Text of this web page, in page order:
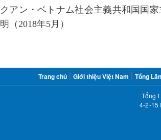
クアン・ベトナム社会主義共和国国
明（ 2018年5月）
MENU
Trang chủ Giới thiệu Việt Nam Tổng
Tổng
4-2-15